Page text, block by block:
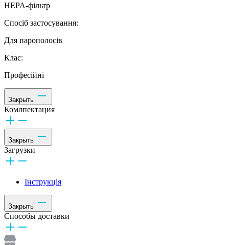
HEPA-фільтр
Спосіб застосування:
Для парополосів
Клас:
Професійні
Закрыть
Комлпектация
Закрыть
Загрузки
Інструкція
Закрыть
Способы доставки